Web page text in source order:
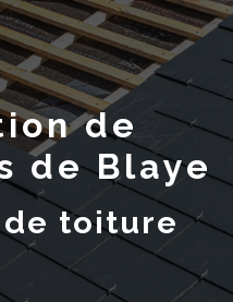
de
de Blaye
de toiture